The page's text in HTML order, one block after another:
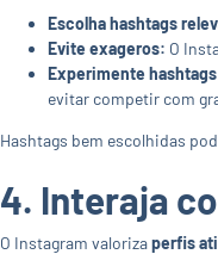
Escolha hashtags
Evite exageros: O
Experimente
evitar competir com
Hashtags bem escolhidas
4. Interaja
O Instagram valorizaperfis